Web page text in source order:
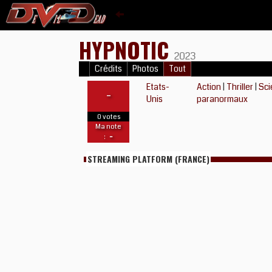
HYPNOTIC 2023
Crédits Photos Tout
-
0 votes
Ma note
: -
Etats-
Unis
Action Thriller
paranormaux
STREAMING PLATFORM (FRANCE)